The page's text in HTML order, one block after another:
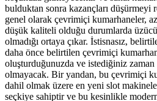
bulduktan sonra kazançları düşürmeyi
genel olarak çevrimiçi kumarhaneler,
düşük kaliteli olduğu durumlarda
olmadığı ortaya çıkar. İstisnasız,
daha önce belirtilen çevrimiçi
oluşturduğunuzda ve istediğiniz
olmayacak. Bir yandan, bu çevrimiçi
dahil olmak üzere en yeni slot
seçkiye sahiptir ve bu kesinlikle